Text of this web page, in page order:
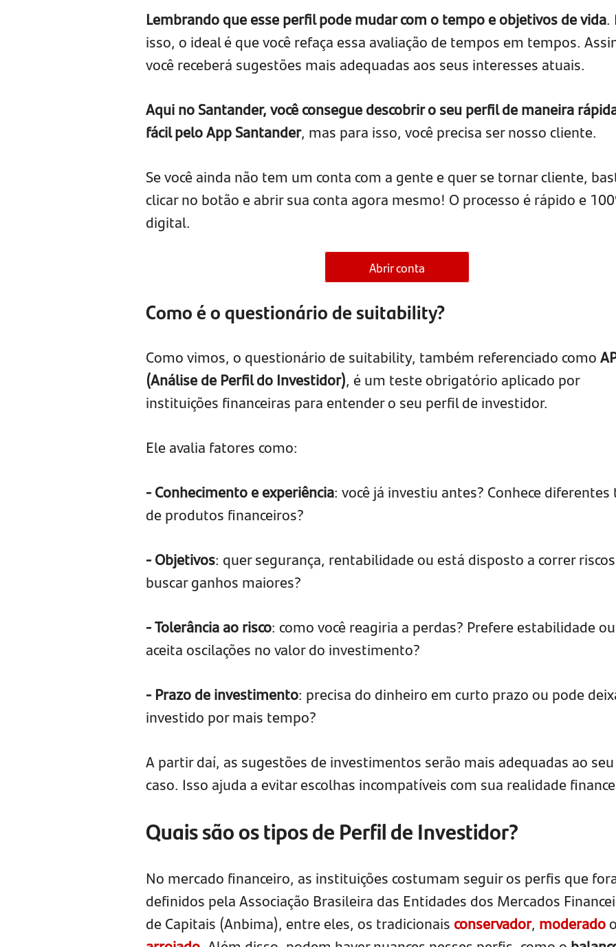
Lembrando que esse perfil pode mudar com o tempo e objetivos de vida.
isso, o ideal é que você refaça essa avaliação de tempos em tempos.
você receberá sugestões mais adequadas aos seus interesses atuais.
Aqui no Santander, você consegue descobrir o seu perfil de maneira
fácil pelo App Santander, mas para isso, você precisa ser nosso cliente.
Se você ainda não tem um conta com a gente e quer se tornar cliente,
clicar no botão e abrir sua conta agora mesmo! O processo é rápido e
digital.
Abrir conta
Como é o questionário de suitability?
Como vimos, o questionário de suitability, também referenciado como
(Análise de Perfil do Investidor), é um teste obrigatório aplicado por
instituições financeiras para entender o seu perfil de investidor.
Ele avalia fatores como:
- Conhecimento e experiência: você já investiu antes? Conhece diferentes
de produtos financeiros?
- Objetivos: quer segurança, rentabilidade ou está disposto a correr
buscar ganhos maiores?
- Tolerância ao risco: como você reagiria a perdas? Prefere estabilidade ou
aceita oscilações no valor do investimento?
- Prazo de investimento: precisa do dinheiro em curto prazo ou pode
investido por mais tempo?
A partir daí, as sugestões de investimentos serão mais adequadas ao seu
caso. Isso ajuda a evitar escolhas incompatíveis com sua realidade
Quais são os tipos de Perfil de Investidor?
No mercado financeiro, as instituições costumam seguir os perfis que
definidos pela Associação Brasileira das Entidades dos Mercados
de Capitais (Anbima), entre eles, os tradicionaisconservador, moderado